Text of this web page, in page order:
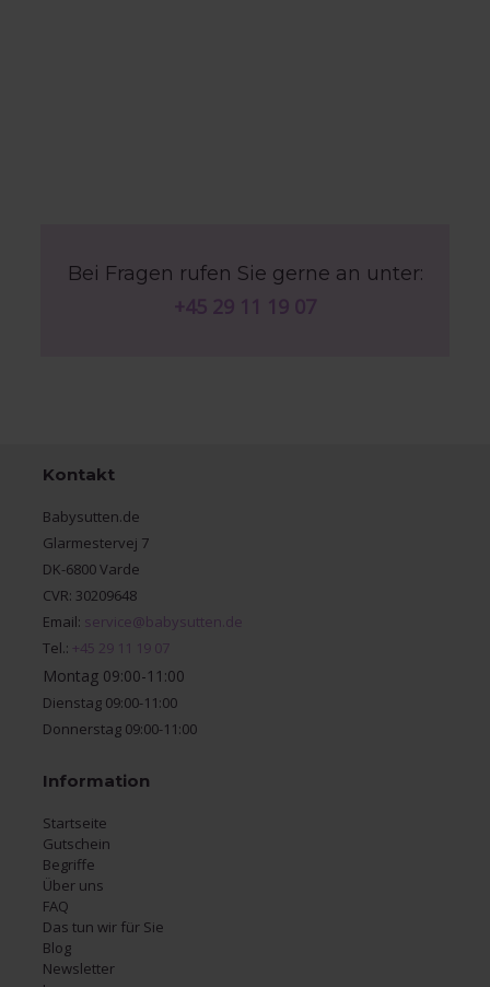
Bei Fragen rufen Sie gerne an unter:
+45 29 11 19 07
Kontakt
Babysutten.de
Glarmestervej 7
DK-6800 Varde
CVR: 30209648
Email: service@babysutten.de
Tel.: +45 29 11 19 07
Montag 09:00-11:00
Dienstag 09:00-11:00
Donnerstag 09:00-11:00
Information
Startseite
Gutschein
Begriffe
Über uns
FAQ
Das tun wir für Sie
Blog
Newsletter